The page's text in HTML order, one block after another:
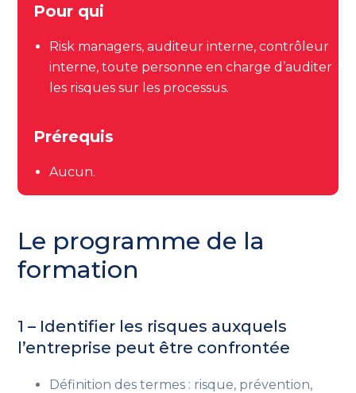
Pour qui
Risk managers, auditeur interne, contrôleur
interne, toute personne en charge d’auditer
les risques sur les processus.
Prérequis
Aucun.
Le programme de la
formation
1 – Identifier les risques auxquels
l’entreprise peut être confrontée
Définition des termes : risque, prévention,